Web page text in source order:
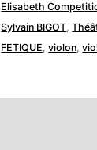
Elisabeth
Sylvain BIGOT,
FETIQUE,violon,